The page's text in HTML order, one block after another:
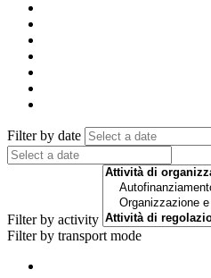
Filter by date
Filter by activity
Filter by transport mode